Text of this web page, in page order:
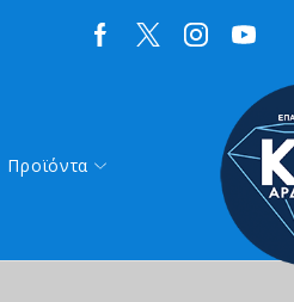
Προϊόντα